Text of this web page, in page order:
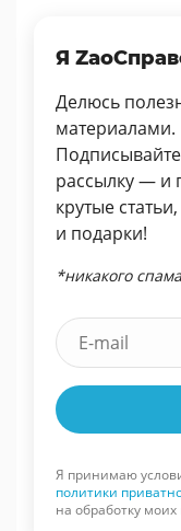
Я
Делюсь
материалами.
рассылку — и
крутые
и подарки!
*никакого
Я принимаю
политики
на обработку